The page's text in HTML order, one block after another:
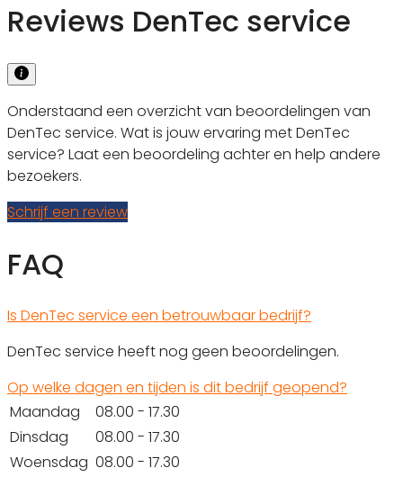
Reviews DenTec service
Onderstaand een overzicht van beoordelingen van
DenTec service. Wat is jouw ervaring met DenTec
service? Laat een beoordeling achter en help andere
bezoekers.
Schrijf een review
FAQ
Is DenTec service een betrouwbaar bedrijf?
DenTec service heeft nog geen beoordelingen.
Op welke dagen en tijden is dit bedrijf geopend?
Maandag
08.00 - 17.30
Dinsdag
08.00 - 17.30
Woensdag 08.00 - 17.30